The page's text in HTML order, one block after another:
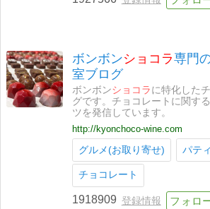
ボンボンショコラ専門
室ブログ
ボンボンショコラ に特化した
グです。チョコレートに関す
ツを発信しています。
http://kyonchoco-wine.com
グルメ(お取り寄せ)
パテ
チョコレート
1918909 登録情報